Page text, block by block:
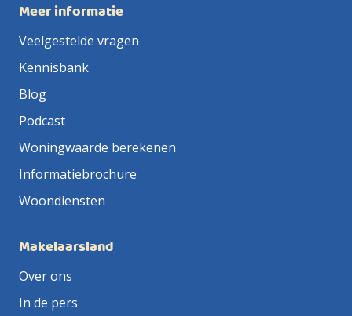
Meer informatie
Veelgestelde vragen
Kennisbank
Blog
Podcast
Woningwaarde berekenen
Informatiebrochure
Woondiensten
Makelaarsland
Over ons
In de pers